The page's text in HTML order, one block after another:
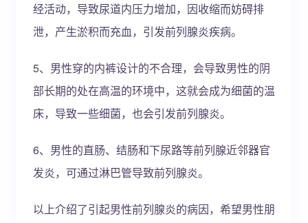
经活动，导致尿道内压力增加，因收缩而妨碍排
泄，产生淤积而充血，引发前列腺炎疾病。
5、男性穿的内裤设计的不合理，会导致男性的阴
部长期的处在高温的环境中，这就会成为细菌的温
床，导致一些细菌，也会引发前列腺炎。
6、男性的直肠、结肠和下尿路等前列腺近邻器官
发炎，可通过淋巴管导致前列腺炎。
以上介绍了引起男性前列腺炎的病因，希望男性朋